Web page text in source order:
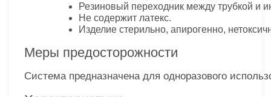
Резиновый переходник между трубкой и
Не содержит латекс.
Изделие стерильно, апирогенно,
Меры предосторожности
Система предназначена для одноразового